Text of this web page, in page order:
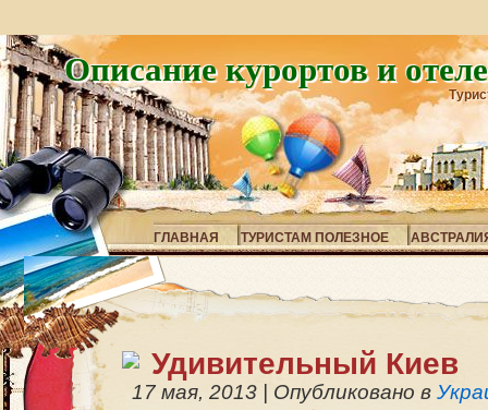
Описание курортов и
ГЛАВНАЯ ТУРИСТАМ ПОЛЕЗНОЕ
Удивительный Киев
17 мая, 2013 Опубликовано в